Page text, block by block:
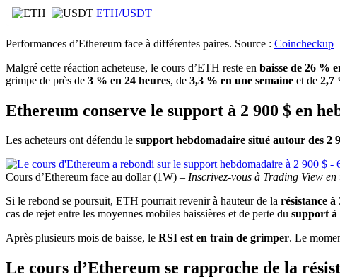
ETH/USDT
Performances d’Ethereum face à différentes paires. Source : Coincheckup
Malgré cette réaction acheteuse, le cours d’ETH reste en baisse de 26 %
grimpe de près de 3 % en 24 heures, de 3,3 % en une semaine et de 2,7
Ethereum conserve le support à 2 900 $ en
Les acheteurs ont défendu le support hebdomadaire situé autour des 2
Cours d’Ethereum face au dollar (1W) – Inscrivez-vous à Trading View
Si le rebond se poursuit, ETH pourrait revenir à hauteur de la résistance à
cas de rejet entre les moyennes mobiles baissières et de perte du support à
Après plusieurs mois de baisse, le RSI est en train de grimper. Le
Le cours d’Ethereum se rapproche de la